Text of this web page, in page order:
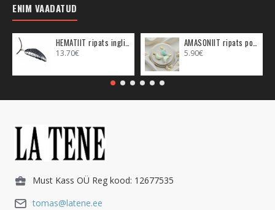
ENIM VAADATUD
13.70€ 5.90€
Must Kass OÜ Reg kood: 12677535
tomas@latene.ee